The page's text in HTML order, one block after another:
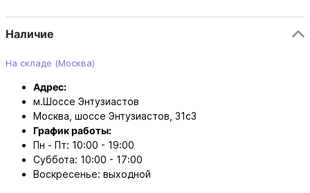
Наличие
На складе (Москва)
Адрес:
м.Шоссе Энтузиастов
Москва, шоссе Энтузиастов, 31с3
График работы:
Пн - Пт: 10:00 - 19:00
Суббота: 10:00 - 17:00
Воскресенье: выходной